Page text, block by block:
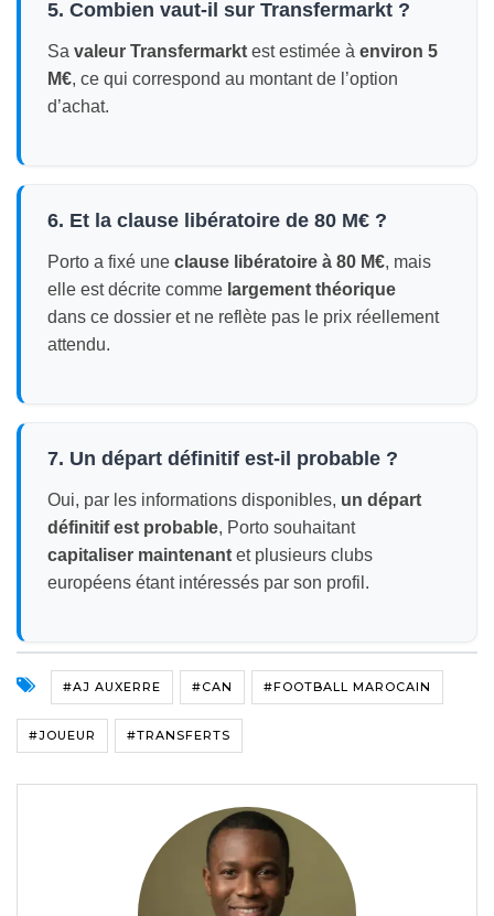
5. Combien vaut-il sur Transfermarkt ?
Sa valeur Transfermarkt est estimée à environ 5
M€, ce qui correspond au montant de l’option
d’achat.
6. Et la clause libératoire de 80 M€ ?
Porto a fixé une clause libératoire à 80 M€, mais
elle est décrite comme largement théorique
dans ce dossier et ne reflète pas le prix réellement
attendu.
7. Un départ définitif est-il probable ?
Oui, par les informations disponibles, un départ
définitif est probable, Porto souhaitant
capitaliser maintenant et plusieurs clubs
européens étant intéressés par son profil.
#AJ AUXERRE #CAN #FOOTBALL MAROCAIN
#JOUEUR #TRANSFERTS